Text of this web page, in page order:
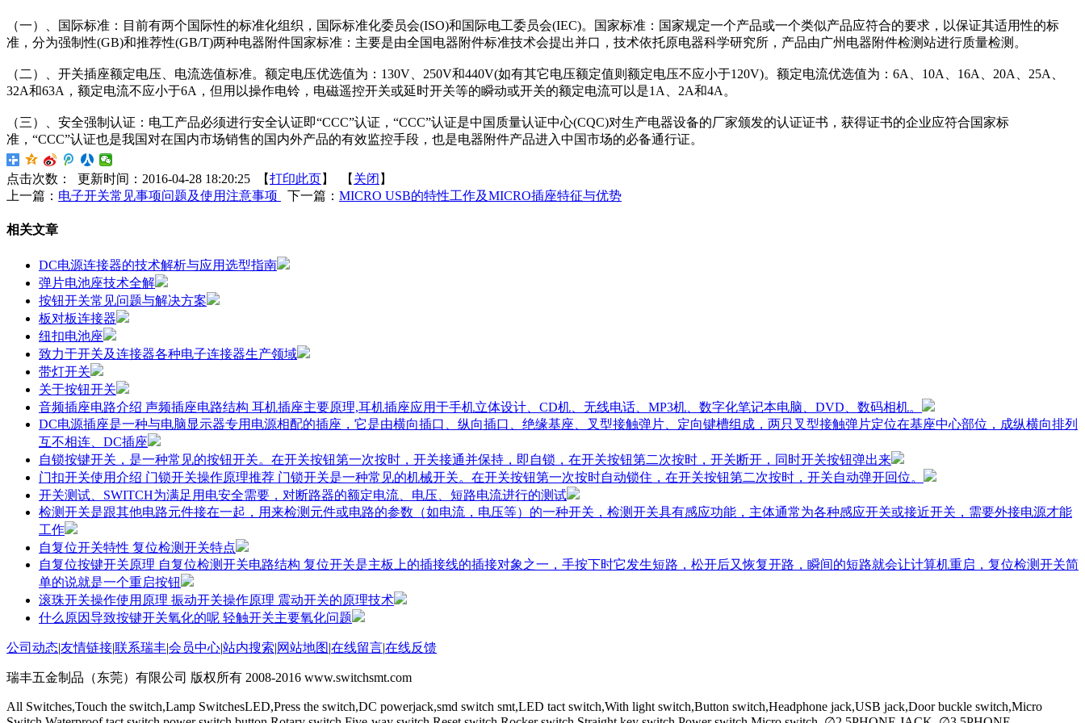
（一）、国际标准：目前有两个国际性的标准化组织，国际标准化委员会(ISO)和国际电工委员会(IEC)。国家标准：国家规定一个产品或一个类似产品应符合的要求，以保证其适用性的标
准，分为强制性(GB)和推荐性(GB/T)两种电器附件国家标准：主要是由全国电器附件标准技术会提出并口，技术依托原电器科学研究所，产品由广州电器附件检测站进行质量检测。
（二）、开关插座额定电压、电流选值标准。额定电压优选值为：130V、250V和440V(如有其它电压额定值则额定电压不应小于120V)。额定电流优选值为：6A、10A、16A、20A、25A、
32A和63A，额定电流不应小于6A，但用以操作电铃，电磁遥控开关或延时开关等的瞬动或开关的额定电流可以是1A、2A和4A。
（三）、安全强制认证：电工产品必须进行安全认证即“CCC”认证，“CCC”认证是中国质量认证中心(CQC)对生产电器设备的厂家颁发的认证证书，获得证书的企业应符合国家标
准，“CCC”认证也是我国对在国内市场销售的国内外产品的有效监控手段，也是电器附件产品进入中国市场的必备通行证。
点击次数： 更新时间：2016-04-28 18:20:25 【打印此页】 【 关闭 】
上一篇： 电子开关常见事项问题及使用注意事项 下一篇： MICRO USB的特性工作及MICRO插座特征与优势
相关文章
DC电源连接器的技术解析与应用选型指南
弹片电池座技术全解
按钮开关常见问题与解决方案
板对板连接器
纽扣电池座
致力于开关及连接器各种电子连接器生产领域
带灯开关
关于按钮开关
音频插座电路介绍 声频插座电路结构 耳机插座主要原理,耳机插座应用于手机立体设计、CD机、无线电话、MP3机、数字化笔记本电脑、DVD、数码相机。
DC电源插座是一种与电脑显示器专用电源相配的插座，它是由横向插口、纵向插口、绝缘基座、叉型接触弹片、定向键槽组成，两只叉型接触弹片定位在基座中心部位，成纵横向排列
互不相连、DC插座
自锁按键开关，是一种常见的按钮开关。在开关按钮第一次按时，开关接通并保持，即自锁，在开关按钮第二次按时，开关断开，同时开关按钮弹出来
门扣开关使用介绍 门锁开关操作原理推荐 门锁开关是一种常见的机械开关。在开关按钮第一次按时自动锁住，在开关按钮第二次按时，开关自动弹开回位。
开关测试、SWITCH为满足用电安全需要，对断路器的额定电流、电压、短路电流进行的测试
检测开关是跟其他电路元件接在一起，用来检测元件或电路的参数（如电流，电压等）的一种开关，检测开关具有感应功能，主体通常为各种感应开关或接近开关，需要外接电源才能
工作
自复位开关特性 复位检测开关特点
自复位按键开关原理 自复位检测开关电路结构 复位开关是主板上的插接线的插接对象之一，手按下时它发生短路，松开后又恢复开路，瞬间的短路就会让计算机重启，复位检测开关简
单的说就是一个重启按钮
滚珠开关操作使用原理 振动开关操作原理 震动开关的原理技术
什么原因导致按键开关氧化的呢 轻触开关主要氧化问题
公司动态|友情链接|联系瑞丰|会员中心|站内搜索|网站地图|在线留言|在线反馈
瑞丰五金制品（东莞）有限公司 版权所有 2008-2016 www.switchsmt.com
All Switches,Touch the switch,Lamp SwitchesLED,Press the switch,DC powerjack,smd switch smt,LED tact switch,With light switch,Button switch,Headphone jack,USB jack,Door buckle switch,Micro